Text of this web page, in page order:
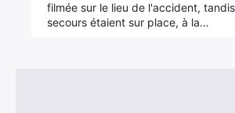
filmée sur le lieu de l'accident,
secours étaient sur place, à la…